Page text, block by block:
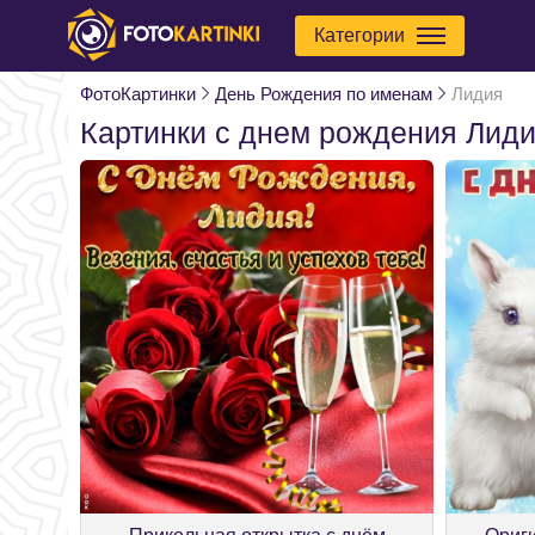
Категории
ФотоКартинки День Рождения по именам Лидия
Картинки с днем рождения